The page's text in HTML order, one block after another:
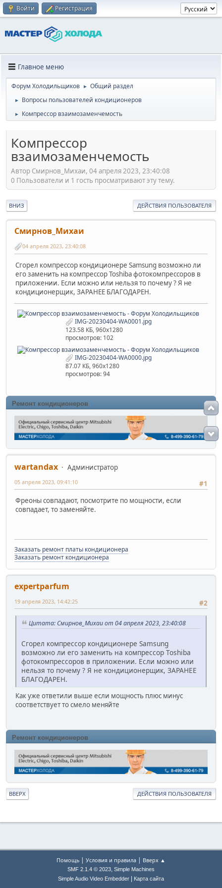
Войти Регистрация
Главное меню
Форум Холодильщиков ► Общий раздел
► Вопросы пользователей кондиционеров
► Компрессор взаимозаменчемость
Компрессор
взаимозаменчемость
Автор Смирнов_Михаи, 04 апреля 2023, 23:40:08
0 Пользователи и 1 гость просматривают эту тему.
ВНИЗ ДЕЙСТВИЯ ПОЛЬЗОВАТЕЛЯ
Смирнов_Михаи
04 апреля 2023, 23:40:08
Сгорел компрессор кондиционере Samsung возможно ли
его заменить на компрессор Toshiba фотокомпрессоров в
приложении. Если можно или нельзя то почему ? Я не
кондиционерщик, ЗАРАНЕЕ БЛАГОДАРЕН.
IMG-20230404-WA0001.jpg
123.58 КБ, 960x1280
просмотров: 102
IMG-20230404-WA0000.jpg
87.07 КБ, 960x1280
просмотров: 94
Ремонт кондиционеров
wartandax
Администратор
#1
05 апреля 2023, 09:41:10
Фреоны совпадают, посмотрите по мощности, если
совпадает, то заменяйте.
Заказать ремонт платы кондиционера
Заказать ремонт кондиционера
expertparfum
#2
19 апреля 2023, 14:42:25
Цитата: Смирнов_Михаи от 04 апреля 2023, 23:40:08
Сгорел компрессор кондиционере Samsung
возможно ли его заменить на компрессор Toshiba
фотокомпрессоров в приложении. Если можно или
нельзя то почему ? Я не кондиционерщик, ЗАРАНЕЕ
БЛАГОДАРЕН.
Как уже ответили выше если мощность плюс минус
соответствует то смело меняйте
Ремонт кондиционеров
ВВЕРХ ДЕЙСТВИЯ ПОЛЬЗОВАТЕЛЯ
Помощь | Условия и правила | Вверх ▲
SMF 2.1.4 © 2023, Simple Machines
Simple Audio Video Embedder
Карта сайта